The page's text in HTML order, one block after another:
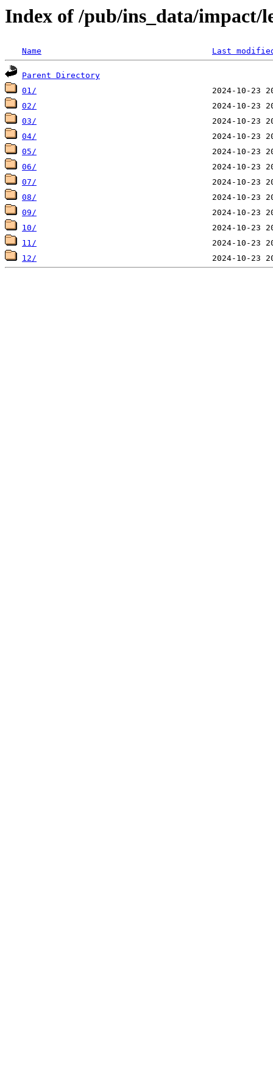
Index of /pub/ins_data/impact/
Name Last
Parent Directory
01/
02/
03/
04/
05/
06/
07/
08/
09/
10/
11/
12/